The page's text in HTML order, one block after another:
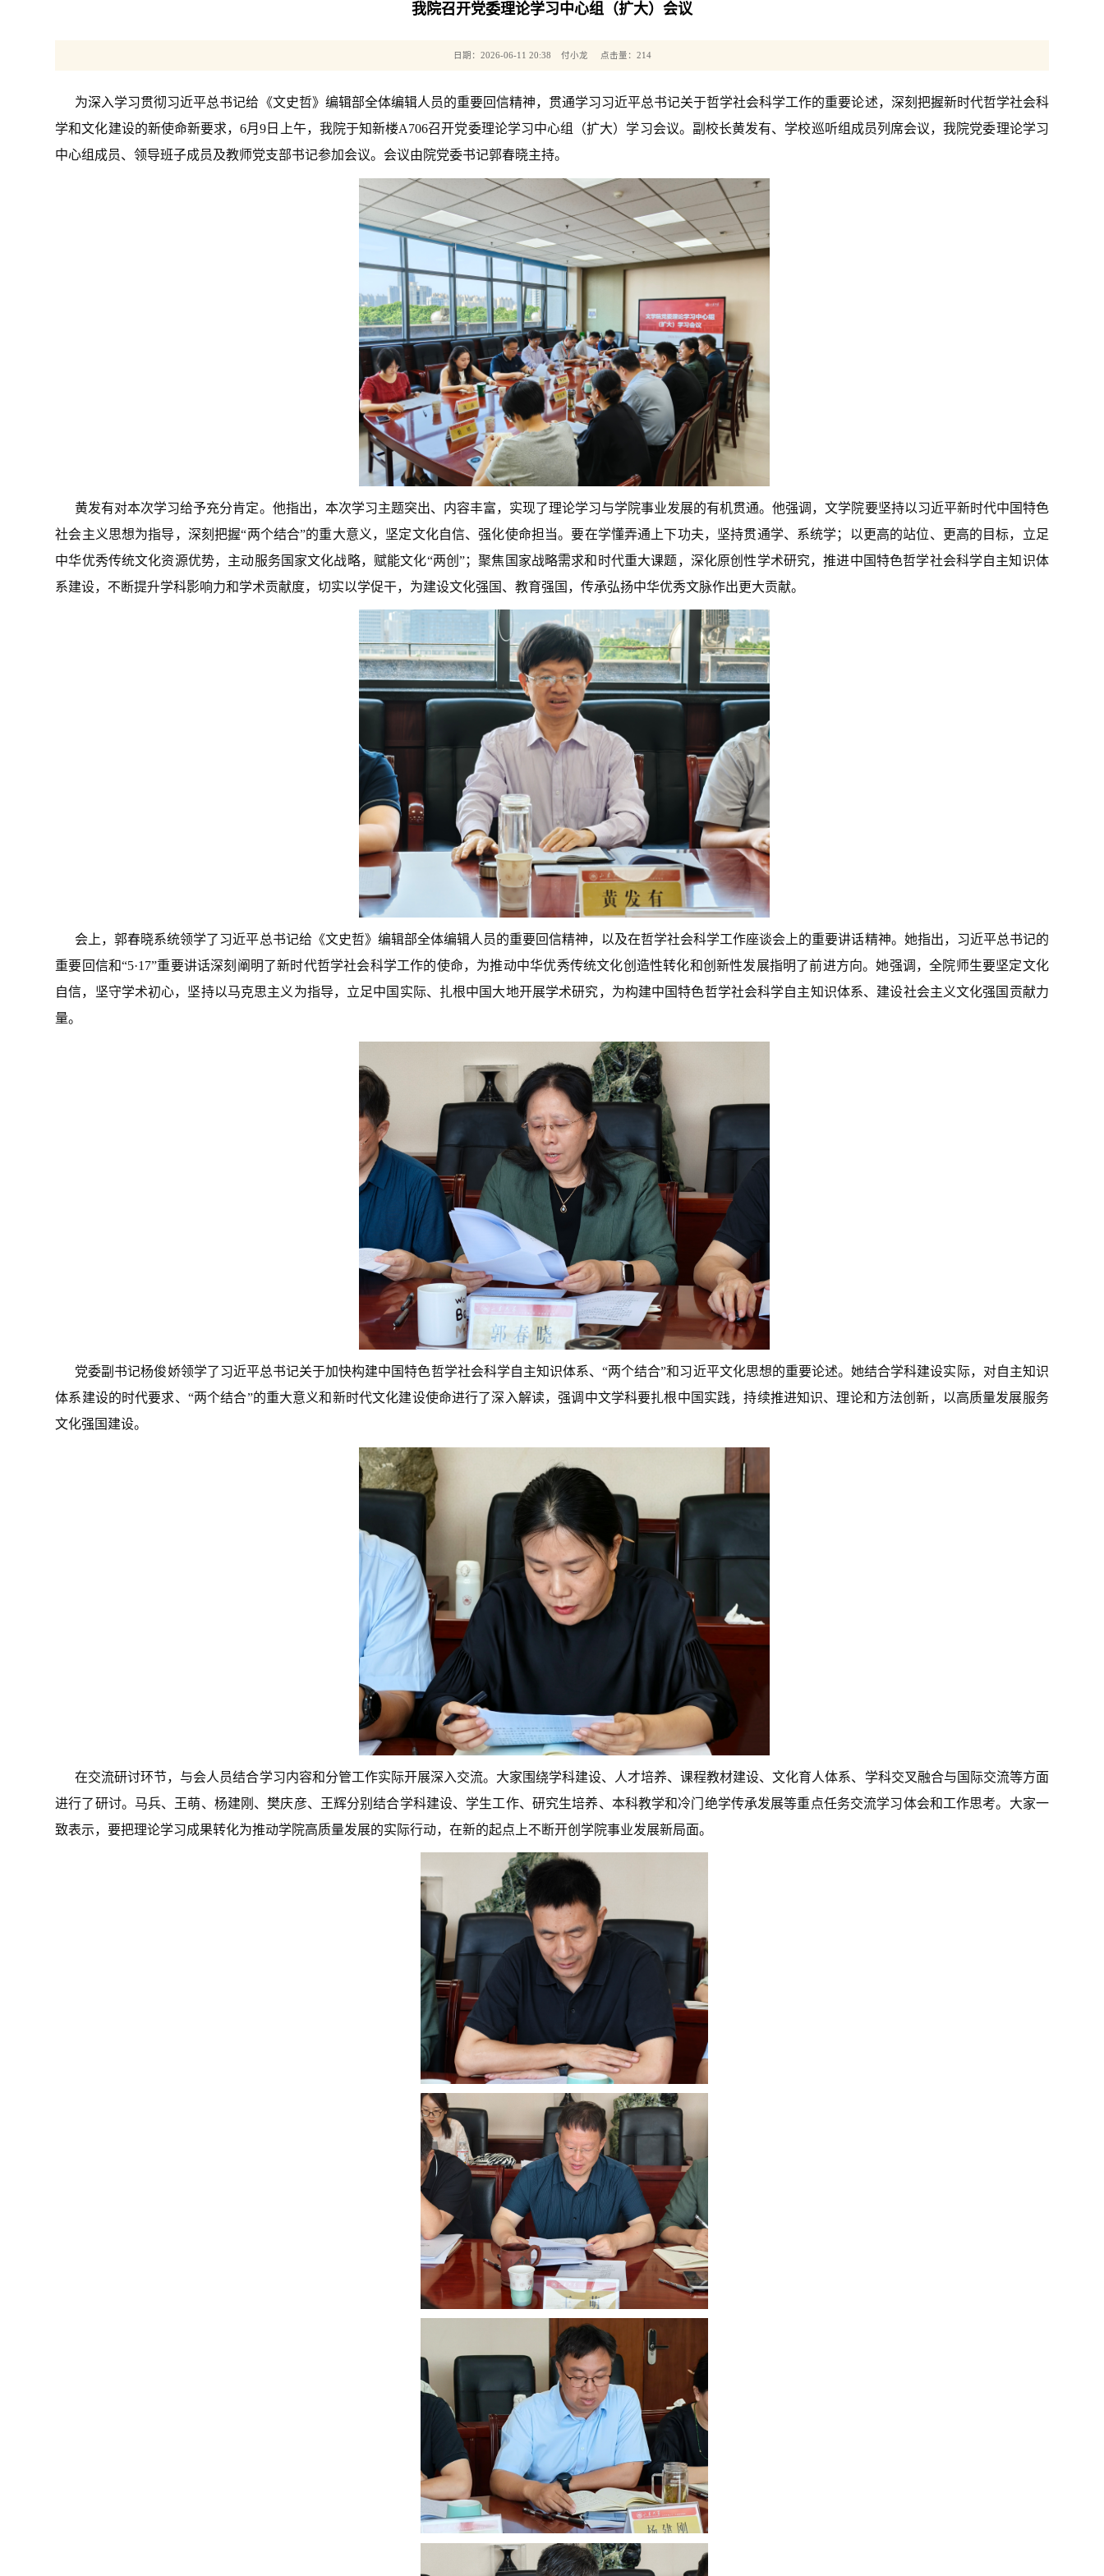
我院召开党委理论学习中心组（扩大）会议
日期：2026-06-11 20:38 付小龙 点击量： 214
为深入学习贯彻习近平总书记给《文史哲》编辑部全体编辑人员的重要回信精神，贯通学习习近平总书记关于哲学社会科学工作的重要论述，深刻把握新时代哲学社会科
学和文化建设的新使命新要求，6月9日上午，我院于知新楼A706召开党委理论学习中心组（扩大）学习会议。副校长黄发有、学校巡听组成员列席会议，我院党委理论学习
中心组成员、领导班子成员及教师党支部书记参加会议。会议由院党委书记郭春晓主持。
黄发有对本次学习给予充分肯定。他指出，本次学习主题突出、内容丰富，实现了理论学习与学院事业发展的有机贯通。他强调，文学院要坚持以习近平新时代中国特色
社会主义思想为指导，深刻把握“两个结合”的重大意义，坚定文化自信、强化使命担当。要在学懂弄通上下功夫，坚持贯通学、系统学；以更高的站位、更高的目标，立足
中华优秀传统文化资源优势，主动服务国家文化战略，赋能文化“两创”；聚焦国家战略需求和时代重大课题，深化原创性学术研究，推进中国特色哲学社会科学自主知识体
系建设，不断提升学科影响力和学术贡献度，切实以学促干，为建设文化强国、教育强国，传承弘扬中华优秀文脉作出更大贡献。
会上，郭春晓系统领学了习近平总书记给《文史哲》编辑部全体编辑人员的重要回信精神，以及在哲学社会科学工作座谈会上的重要讲话精神。她指出，习近平总书记的
重要回信和“5·17”重要讲话深刻阐明了新时代哲学社会科学工作的使命，为推动中华优秀传统文化创造性转化和创新性发展指明了前进方向。她强调，全院师生要坚定文化
自信，坚守学术初心，坚持以马克思主义为指导，立足中国实际、扎根中国大地开展学术研究，为构建中国特色哲学社会科学自主知识体系、建设社会主义文化强国贡献力
量。
党委副书记杨俊娇领学了习近平总书记关于加快构建中国特色哲学社会科学自主知识体系、“两个结合”和习近平文化思想的重要论述。她结合学科建设实际，对自主知识
体系建设的时代要求、“两个结合”的重大意义和新时代文化建设使命进行了深入解读，强调中文学科要扎根中国实践，持续推进知识、理论和方法创新，以高质量发展服务
文化强国建设。
在交流研讨环节，与会人员结合学习内容和分管工作实际开展深入交流。大家围绕学科建设、人才培养、课程教材建设、文化育人体系、学科交叉融合与国际交流等方面
进行了研讨。马兵、王萌、杨建刚、樊庆彦、王辉分别结合学科建设、学生工作、研究生培养、本科教学和冷门绝学传承发展等重点任务交流学习体会和工作思考。大家一
致表示，要把理论学习成果转化为推动学院高质量发展的实际行动，在新的起点上不断开创学院事业发展新局面。